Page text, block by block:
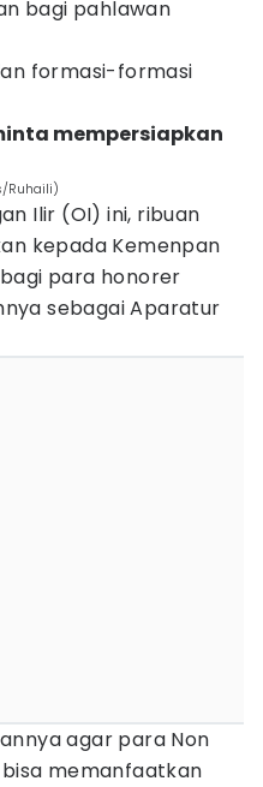
bagi pahlawan
formasi-formasi
mempersiapkan
Ruhaili)
Ilir (OI) ini, ribuan
kepada Kemenpan
para honorer
sebagai Aparatur
agar para Non
bisa memanfaatkan